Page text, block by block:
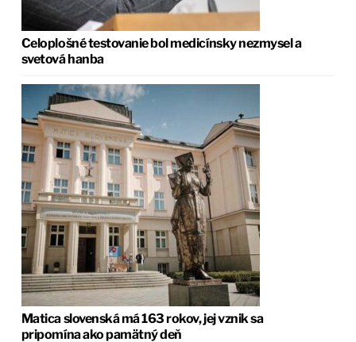
Celoplošné testovanie bol medicínsky nezmysel a
svetová hanba
Matica slovenská má 163 rokov, jej vznik sa
pripomína ako pamätný deň